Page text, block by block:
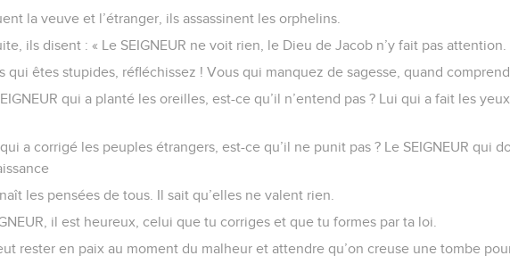
la veuve et l’étranger, ils assassinent les orphelins.
ils disent : « Le SEIGNEUR ne voit rien, le Dieu de Jacob n’y fait pas attention.
qui êtes stupides, réfléchissez ! Vous qui manquez de sagesse, quand
qui a planté les oreilles, est-ce qu’il n’entend pas ? Lui qui a fait les
a corrigé les peuples étrangers, est-ce qu’il ne punit pas ? Le SEIGNEUR qui
les pensées de tous. Il sait qu’elles ne valent rien.
il est heureux, celui que tu corriges et que tu formes par ta loi.
rester en paix au moment du malheur et attendre qu’on creuse une tombe